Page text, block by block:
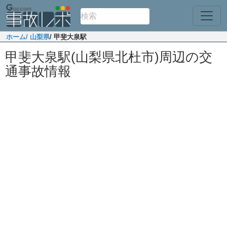
ホーム/ 山梨県/ 甲斐大泉駅
甲斐大泉駅(山梨県北杜市)周辺の交
通事故情報